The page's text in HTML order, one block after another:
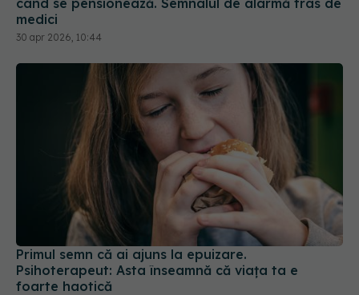
Primul semn că ai ajuns la epuizare.
Psihoterapeut: Asta înseamnă că viaţa ta e
foarte haotică
24 feb 2025, 14:07